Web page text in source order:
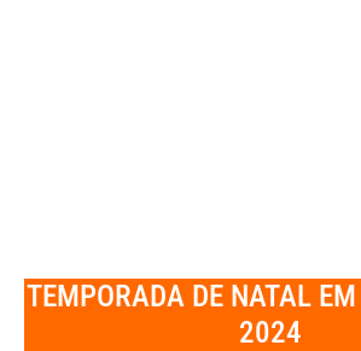
TEMPORADA DE NATAL
2024